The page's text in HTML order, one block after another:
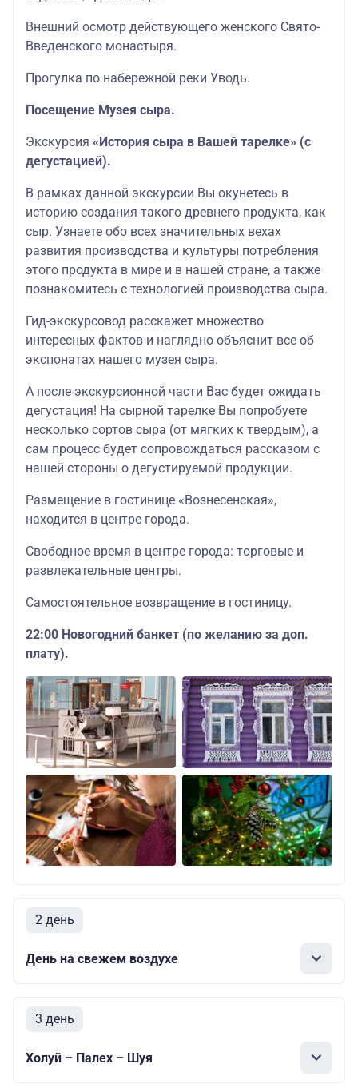
Внешний осмотр действующего женского Свято-
Введенского монастыря.
Прогулка по набережной реки Уводь.
Посещение Музея сыра.
Экскурсия «История сыра в Вашей тарелке» (с
дегустацией).
В рамках данной экскурсии Вы окунетесь в
историю создания такого древнего продукта, как
сыр. Узнаете обо всех значительных вехах
развития производства и культуры потребления
этого продукта в мире и в нашей стране, а также
познакомитесь с технологией производства сыра.
Гид-экскурсовод расскажет множество
интересных фактов и наглядно объяснит все об
экспонатах нашего музея сыра.
А после экскурсионной части Вас будет ожидать
дегустация! На сырной тарелке Вы попробуете
несколько сортов сыра (от мягких к твердым), а
сам процесс будет сопровождаться рассказом с
нашей стороны о дегустируемой продукции.
Размещение в гостинице «Вознесенская»,
находится в центре города.
Свободное время в центре города: торговые и
развлекательные центры.
Самостоятельное возвращение в гостиницу.
22:00 Новогодний банкет (по желанию за доп.
плату).
2 день
День на свежем воздухе
3 день
Холуй – Палех – Шуя